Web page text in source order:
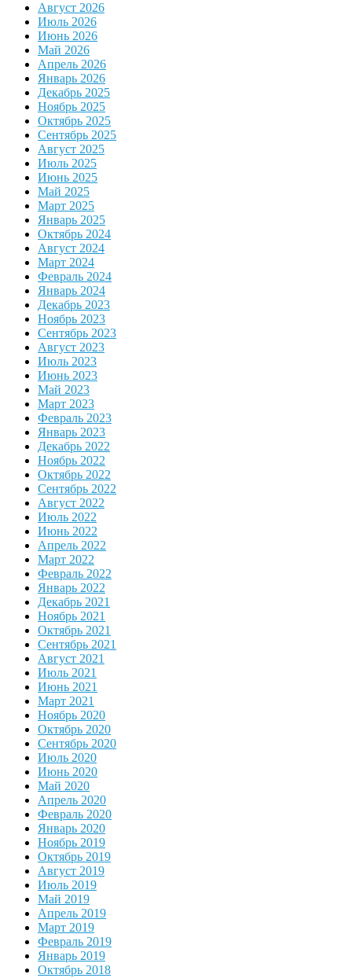
Август 2026
Июль 2026
Июнь 2026
Май 2026
Апрель 2026
Январь 2026
Декабрь 2025
Ноябрь 2025
Октябрь 2025
Сентябрь 2025
Август 2025
Июль 2025
Июнь 2025
Май 2025
Март 2025
Январь 2025
Октябрь 2024
Август 2024
Март 2024
Февраль 2024
Январь 2024
Декабрь 2023
Ноябрь 2023
Сентябрь 2023
Август 2023
Июль 2023
Июнь 2023
Май 2023
Март 2023
Февраль 2023
Январь 2023
Декабрь 2022
Ноябрь 2022
Октябрь 2022
Сентябрь 2022
Август 2022
Июль 2022
Июнь 2022
Апрель 2022
Март 2022
Февраль 2022
Январь 2022
Декабрь 2021
Ноябрь 2021
Октябрь 2021
Сентябрь 2021
Август 2021
Июль 2021
Июнь 2021
Март 2021
Ноябрь 2020
Октябрь 2020
Сентябрь 2020
Июль 2020
Июнь 2020
Май 2020
Апрель 2020
Февраль 2020
Январь 2020
Ноябрь 2019
Октябрь 2019
Август 2019
Июль 2019
Май 2019
Апрель 2019
Март 2019
Февраль 2019
Январь 2019
Октябрь 2018